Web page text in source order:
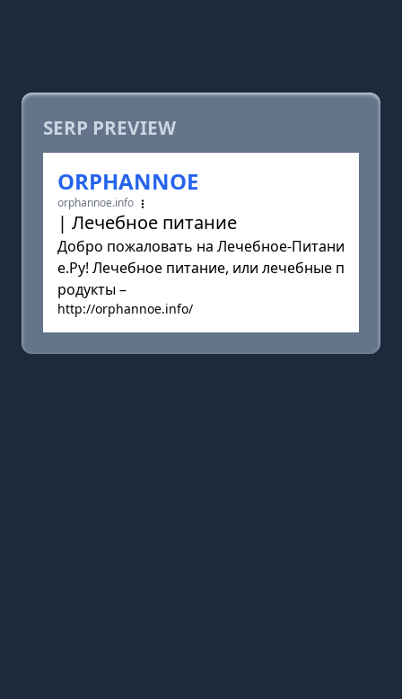
SERP PREVIEW
ORPHANNOE
orphannoe.info
| Лечебное питание
Добро пожаловать на Лечебное-Питани
е.Ру! Лечебное питание, или лечебные п
родукты –
http://orphannoe.info/